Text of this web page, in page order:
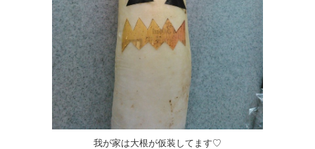
我が家は大根が仮装してます♡